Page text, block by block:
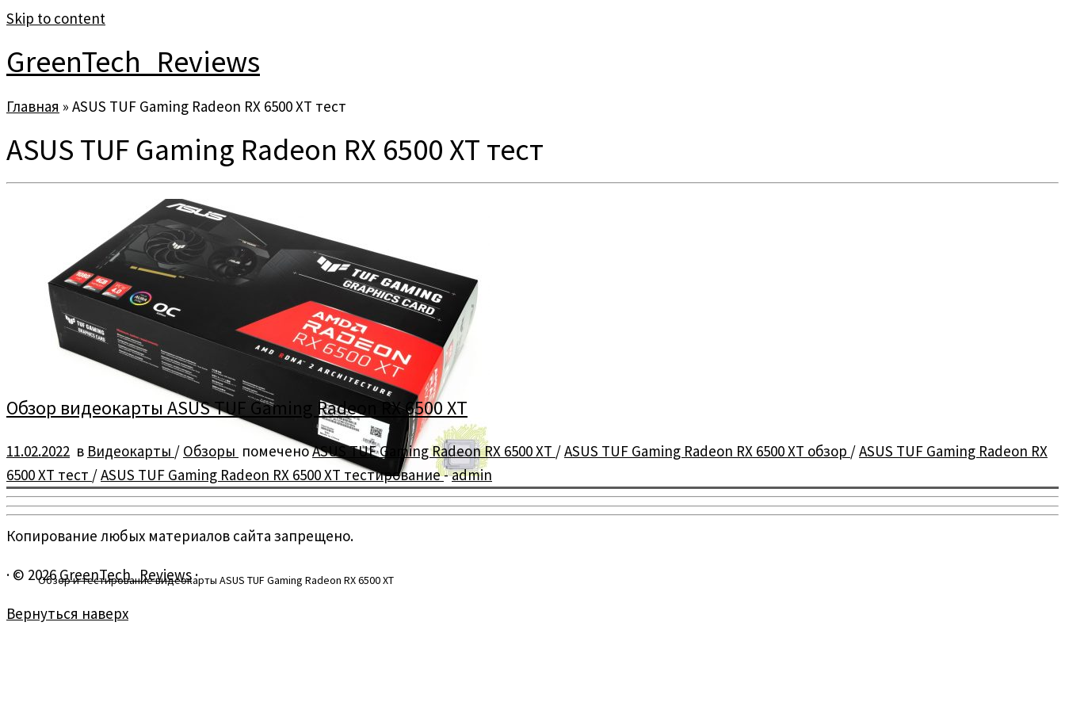
Skip to content
GreenTech_Reviews
Главная » ASUS TUF Gaming Radeon RX 6500 XT тест
ASUS TUF Gaming Radeon RX 6500 XT тест
Обзор и тестирование видеокарты ASUS TUF Gaming Radeon RX 6500 XT
Обзор видеокарты ASUS TUF Gaming Radeon RX 6500 XT
11.02.2022 в Видеокарты / Обзоры помеченоASUS TUF Gaming Radeon RX 6500 XT /ASUS TUF Gaming Radeon RX 6500 XT обзор /ASUS TUF Gaming Radeon RX
6500 XT тест /ASUS TUF Gaming Radeon RX 6500 XT тестирование-admin
Копирование любых материалов сайта запрещено.
· © 2026GreenTech_Reviews·
Вернуться наверх